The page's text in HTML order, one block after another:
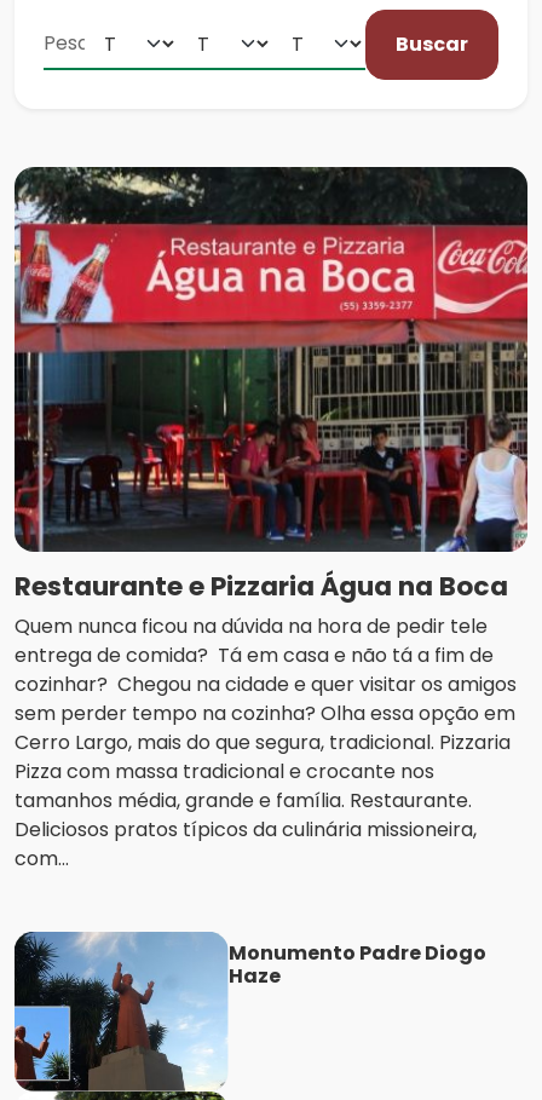
Buscar
Restaurante e Pizzaria Água na Boca
Quem nunca ficou na dúvida na hora de pedir tele
entrega de comida? Tá em casa e não tá a fim de
cozinhar? Chegou na cidade e quer visitar os amigos
sem perder tempo na cozinha? Olha essa opção em
Cerro Largo, mais do que segura, tradicional. Pizzaria
Pizza com massa tradicional e crocante nos
tamanhos média, grande e família. Restaurante.
Deliciosos pratos típicos da culinária missioneira,
com...
Monumento Padre Diogo
Haze